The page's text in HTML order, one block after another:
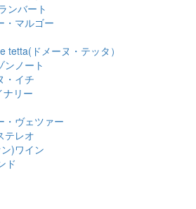
ンバート
・マルゴー
tetta(ドメーヌ・テッタ）
ンノート
・イチ
ナリー
・ヴェツァー
テレオ
)ワイン
ド